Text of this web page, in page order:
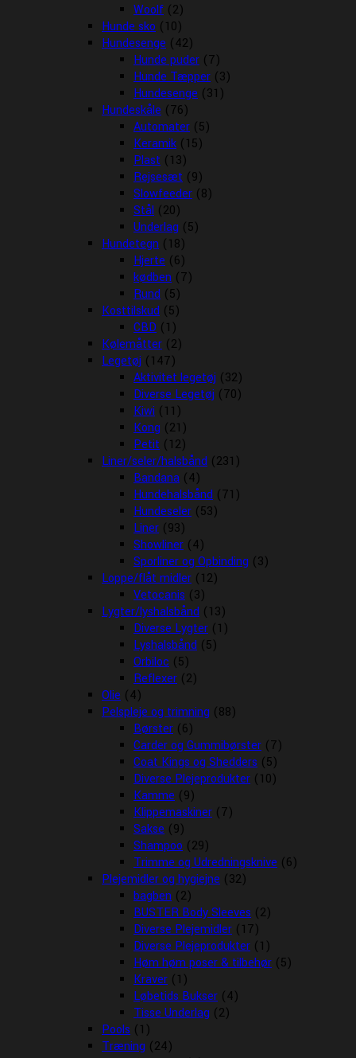
Woolf (2)
Hunde sko (10)
Hundesenge (42)
Hunde puder (7)
Hunde Tæpper (3)
Hundesenge (31)
Hundeskåle (76)
Automater (5)
Keramik (15)
Plast (13)
Rejsesæt (9)
Slowfeeder (8)
Stål (20)
Underlag (5)
Hundetegn (18)
Hjerte (6)
kødben (7)
Rund (5)
Kosttilskud (5)
CBD (1)
Kølemåtter (2)
Legetøj (147)
Aktivitet legetøj (32)
Diverse Legetøj (70)
Kiwi (11)
Kong (21)
Petit (12)
Liner/seler/halsbånd (231)
Bandana (4)
Hundehalsbånd (71)
Hundeseler (53)
Liner (93)
Showliner (4)
Sporliner og Opbinding (3)
Loppe/flåt midler (12)
Vetocanis (3)
Lygter/lyshalsbånd (13)
Diverse Lygter (1)
Lyshalsbånd (5)
Orbiloc (5)
Reflexer (2)
Olie (4)
Pelspleje og trimning (88)
Børster (6)
Carder og Gummibørster (7)
Coat Kings og Shedders (5)
Diverse Plejeprodukter (10)
Kamme (9)
Klippemaskiner (7)
Sakse (9)
Shampoo (29)
Trimme og Udredningsknive (6)
Plejemidler og hygiejne (32)
bagben (2)
BUSTER Body Sleeves (2)
Diverse Plejemidler (17)
Diverse Plejeprodukter (1)
Høm høm poser & tilbehør (5)
Kraver (1)
Løbetids Bukser (4)
Tisse Underlag (2)
Pools (1)
Træning (24)